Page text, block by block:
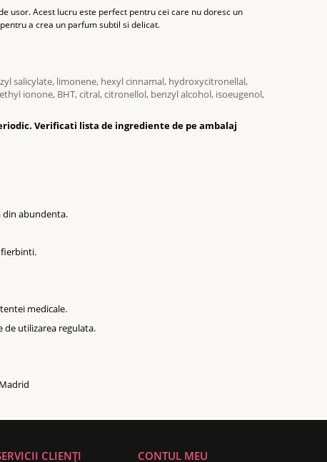
usor. Acest lucru este perfect pentru cei care nu doresc un
a crea un parfum subtil si delicat.
salicylate, limonene, hexyl cinnamal, hydroxycitronellal,
ionone, BHT, citral, citronellol, benzyl alcohol, isoeugenol,
Verificati lista de ingrediente de pe ambalaj
din abundenta.
fierbinti.
medicale.
de utilizarea regulata.
CLIENȚI CONTUL MEU